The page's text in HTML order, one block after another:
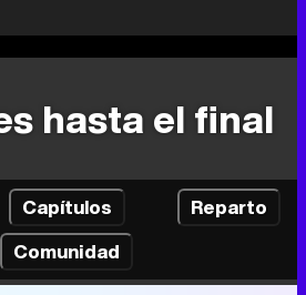
hasta el final
Capítulos
Reparto
Comunidad